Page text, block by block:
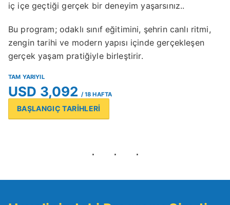
iç içe geçtiği gerçek bir deneyim yaşarsınız..
Bu program; odaklı sınıf eğitimini, şehrin canlı ritmi,
zengin tarihi ve modern yapısı içinde gerçekleşen
gerçek yaşam pratiğiyle birleştirir.
TAM YARIYIL
USD 3,092 / 18 HAFTA
BAŞLANGIÇ TARİHLERİ